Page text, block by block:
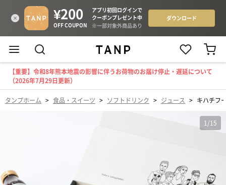
【重要】令和8年熊本地震の影響に伴うお荷物のお届け停止・遅延について
（2026年7月29日更新）
タンプホーム > 食品・スイーツ > ソフトドリンク > ジュース > キハチフ
1 /15